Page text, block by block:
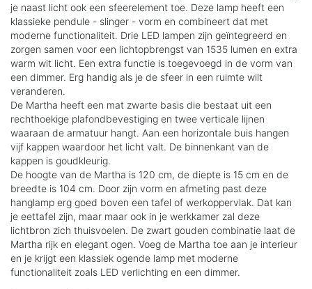
je naast licht ook een sfeerelement toe. Deze lamp heeft een
klassieke pendule - slinger - vorm en combineert dat met
moderne functionaliteit. Drie LED lampen zijn geïntegreerd en
zorgen samen voor een lichtopbrengst van 1535 lumen en extra
warm wit licht. Een extra functie is toegevoegd in de vorm van
een dimmer. Erg handig als je de sfeer in een ruimte wilt
veranderen.
De Martha heeft een mat zwarte basis die bestaat uit een
rechthoekige plafondbevestiging en twee verticale lijnen
waaraan de armatuur hangt. Aan een horizontale buis hangen
vijf kappen waardoor het licht valt. De binnenkant van de
kappen is goudkleurig.
De hoogte van de Martha is 120 cm, de diepte is 15 cm en de
breedte is 104 cm. Door zijn vorm en afmeting past deze
hanglamp erg goed boven een tafel of werkoppervlak. Dat kan
je eettafel zijn, maar maar ook in je werkkamer zal deze
lichtbron zich thuisvoelen. De zwart gouden combinatie laat de
Martha rijk en elegant ogen. Voeg de Martha toe aan je interieur
en je krijgt een klassiek ogende lamp met moderne
functionaliteit zoals LED verlichting en een dimmer.